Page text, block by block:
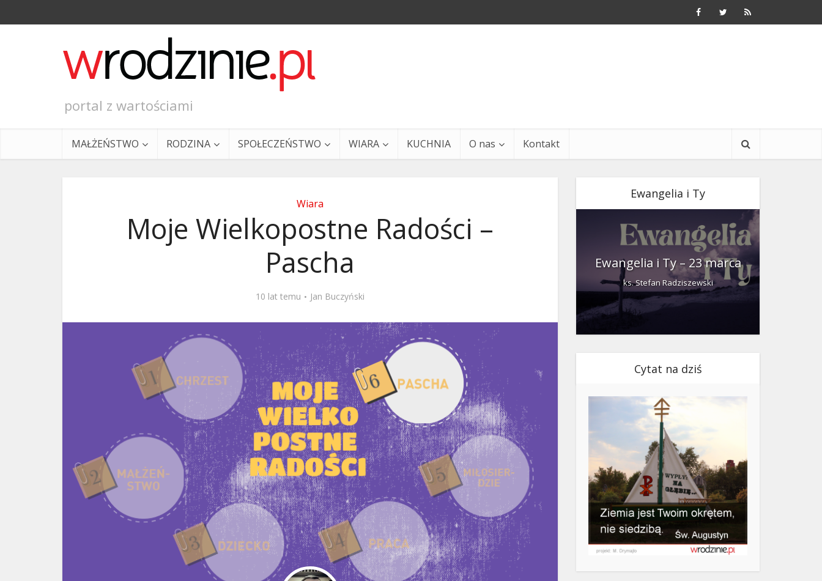
portal z wartościami
MAŁŻEŃSTWO RODZINA SPOŁECZEŃSTWO WIARA KUCHNIA O nas Kontakt
Wiara
Moje Wielkopostne Radości –
Pascha
10 lat temu Jan Buczyński
Ewangelia i Ty
Ewangelia i Ty – 29 grudnia Ewangelia i Ty – 23 marca
ks. Stefan Radziszewski
Cytat na dziś